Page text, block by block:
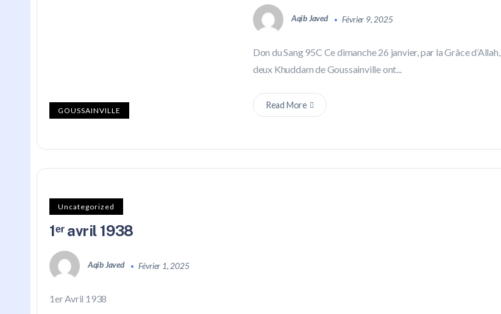
GOUSSAINVILLE
Aqib Javed Février 9, 2025
Don du Sang 95C Ce dimanche 26 janvier, par la Grâce d’Allah,
deux Khuddam de Goussainville ont...
Read More
Uncategorized
1ᵉʳ avril 1938
Aqib Javed Février 1, 2025
1er Avril 1938